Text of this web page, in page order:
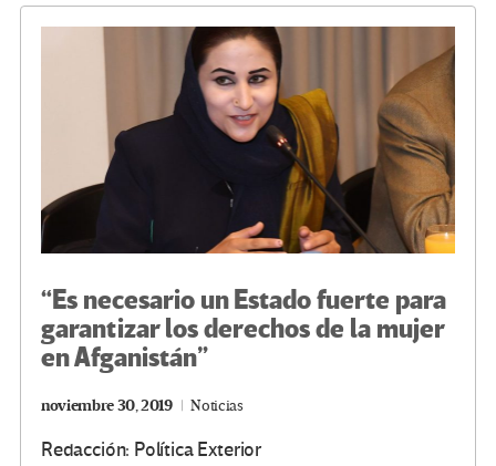
o
m n
ar
“Es necesario un Estado fuerte para
garantizar los derechos de la mujer
en Afganistán”
noviembre 30, 2019 Noticias
Redacción: Política Exterior